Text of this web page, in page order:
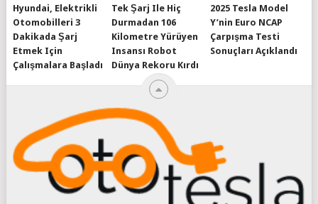
Hyundai, Elektrikli
Otomobilleri 3
Dakikada Şarj
Etmek Için
Çalışmalara Başladı
Tek Şarj Ile Hiç
Durmadan 106
Kilometre Yürüyen
Insansı Robot
Dünya Rekoru Kırdı
2025 Tesla Model
Y’nin Euro NCAP
Çarpışma Testi
Sonuçları Açıklandı